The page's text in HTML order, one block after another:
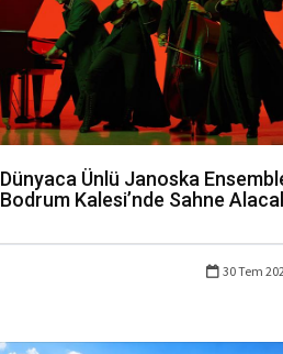
Dünyaca Ünlü Janoska
Bodrum Kalesi’nde Sahne
30 Tem